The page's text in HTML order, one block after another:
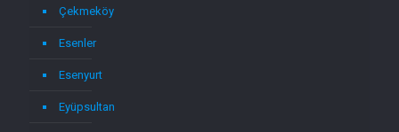
Çekmeköy
Esenler
Esenyurt
Eyüpsultan